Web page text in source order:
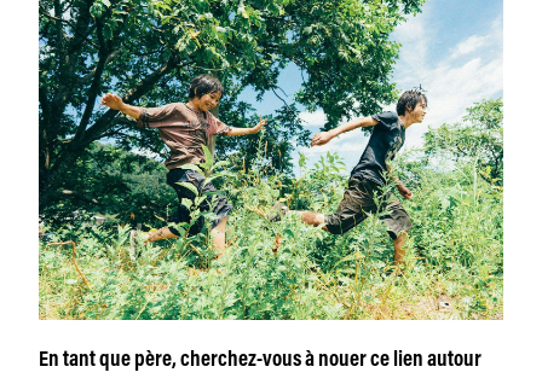
En tant que père, cherchez-vous à nouer ce lien autour